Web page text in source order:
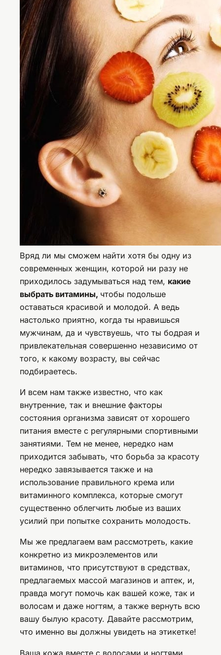
Вряд ли мы сможем найти хотя бы одну из
современных женщин, которой ни разу не
приходилось задумываться над тем, какие
выбрать витамины, чтобы подольше
оставаться красивой и молодой. А ведь
настолько приятно, когда ты нравишься
мужчинам, да и чувствуешь, что ты бодрая и
привлекательная совершенно независимо от
того, к какому возрасту, вы сейчас
подбираетесь.
И всем нам также известно, что как
внутренние, так и внешние факторы
состояния организма зависят от хорошего
питания вместе с регулярными спортивными
занятиями. Тем не менее, нередко нам
приходится забывать, что борьба за красоту
нередко завязывается также и на
использование правильного крема или
витаминного комплекса, которые смогут
существенно облегчить любые из ваших
усилий при попытке сохранить молодость.
Мы же предлагаем вам рассмотреть, какие
конкретно из микроэлементов или
витаминов, что присутствуют в средствах,
предлагаемых массой магазинов и аптек, и,
правда могут помочь как вашей коже, так и
волосам и даже ногтям, а также вернуть всю
вашу былую красоту. Давайте рассмотрим,
что именно вы должны увидеть на этикетке!
Ваша кожа вместе с волосами и ногтями